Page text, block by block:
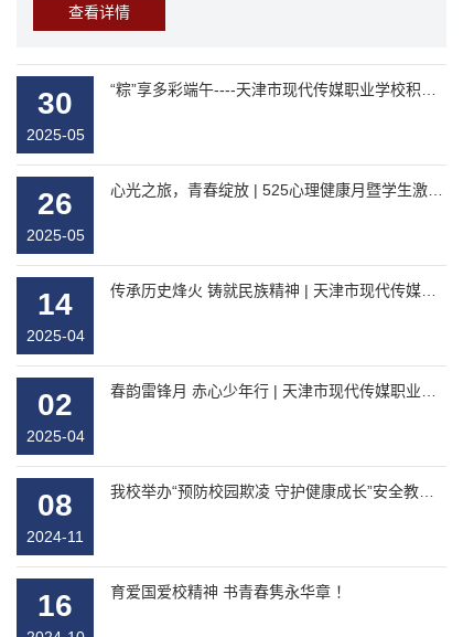
查看详情
查看详情
查看详情
查看详情
查看详情
查看详情
30
2025-05
26
2025-05
14
2025-04
02
2025-04
08
2024-11
16 育爱国爱校精神 书青春隽永华章 ！